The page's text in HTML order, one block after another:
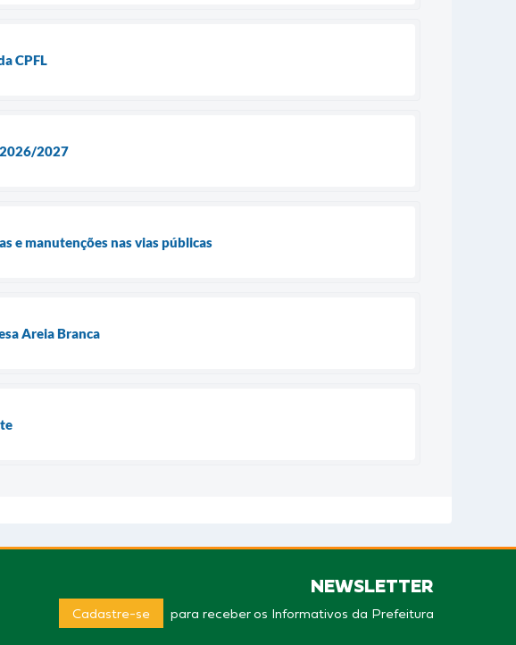
CPFL
2026/2027
e manutenções nas vias públicas
Areia Branca
NEWSLETTER
Cadastre-se para receber os Informativos da Prefeitura